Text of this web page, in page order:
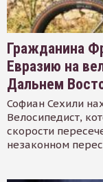
Гражданина
Евразию на
Дальнем
Софиан Сехили
Велосипедист,
скорости
незаконном